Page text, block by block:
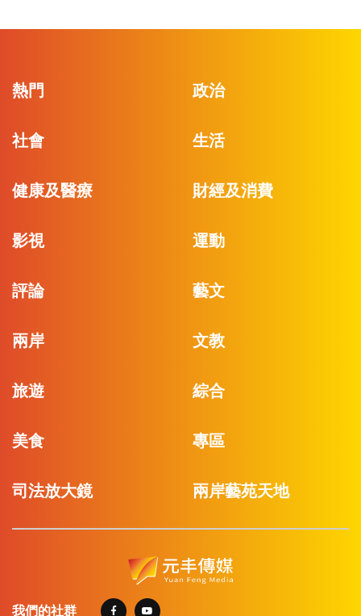
熱門 政治
社會 生活
健康及醫療 財經及消費
影視 運動
評論 藝文
兩岸 文教
旅遊 綜合
美食 專區
司法放大鏡 兩岸藝苑天地
我們的社群